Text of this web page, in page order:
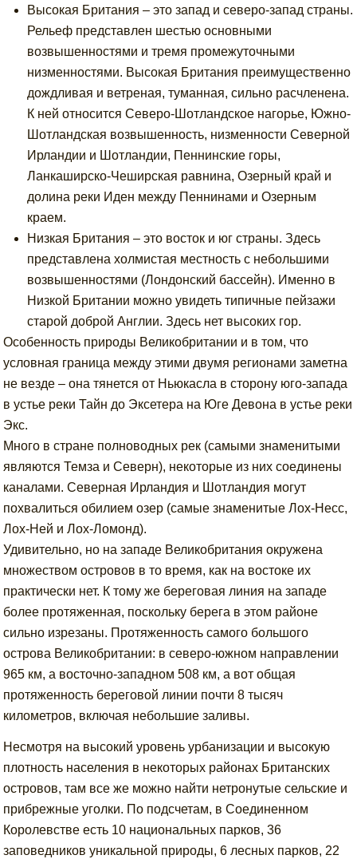
Высокая Британия – это запад и северо-запад страны.
Рельеф представлен шестью основными
возвышенностями и тремя промежуточными
низменностями. Высокая Британия преимущественно
дождливая и ветреная, туманная, сильно расчленена.
К ней относится Северо-Шотландское нагорье, Южно-
Шотландская возвышенность, низменности Северной
Ирландии и Шотландии, Пеннинские горы,
Ланкаширско-Чеширская равнина, Озерный край и
долина реки Иден между Пеннинами и Озерным
краем.
Низкая Британия – это восток и юг страны. Здесь
представлена холмистая местность с небольшими
возвышенностями (Лондонский бассейн). Именно в
Низкой Британии можно увидеть типичные пейзажи
старой доброй Англии. Здесь нет высоких гор.
Особенность природы Великобритании и в том, что
условная граница между этими двумя регионами заметна
не везде – она тянется от Ньюкасла в сторону юго-запада
в устье реки Тайн до Эксетера на Юге Девона в устье реки
Экс.
Много в стране полноводных рек (самыми знаменитыми
являются Темза и Северн), некоторые из них соединены
каналами. Северная Ирландия и Шотландия могут
похвалиться обилием озер (самые знаменитые Лох-Несс,
Лох-Ней и Лох-Ломонд).
Удивительно, но на западе Великобритания окружена
множеством островов в то время, как на востоке их
практически нет. К тому же береговая линия на западе
более протяженная, поскольку берега в этом районе
сильно изрезаны. Протяженность самого большого
острова Великобритании: в северо-южном направлении
965 км, а восточно-западном 508 км, а вот общая
протяженность береговой линии почти 8 тысяч
километров, включая небольшие заливы.
Несмотря на высокий уровень урбанизации и высокую
плотность населения в некоторых районах Британских
островов, там все же можно найти нетронутые сельские и
прибрежные уголки. По подсчетам, в Соединенном
Королевстве есть 10 национальных парков, 36
заповедников уникальной природы, 6 лесных парков, 22